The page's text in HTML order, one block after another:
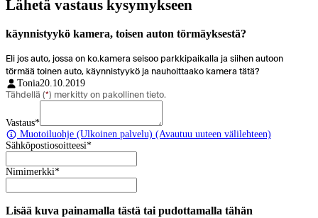
Lähetä vastaus kysymykseen
käynnistyykö kamera, toisen auton törmäyksestä?
Eli jos auto, jossa on ko.kamera seisoo parkkipaikalla ja siihen autoon
törmää toinen auto, käynnistyykö ja nauhoittaako kamera tätä?
Tonia20.10.2019
Tähdellä (*) merkitty on pakollinen tieto.
Vastaus*
Muotoiluohje (Ulkoinen palvelu) (Avautuu uuteen välilehteen)
Sähköpostiosoitteesi*
Nimimerkki*
Lisää kuva painamalla tästä tai pudottamalla tähän